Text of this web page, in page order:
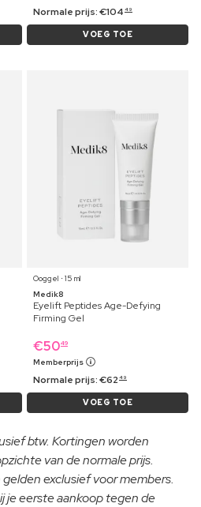
Normale prijs:€104 49
VOEG TOE
Ooggel ⋅ 15 ml
Medik8
Eyelift Peptides Age-Defying
Firming Gel
€5049
Memberprijs
Normale prijs:€62 49
VOEG TOE
btw. Kortingen worden
van de normale prijs.
exclusief voor members.
je eerste aankoop tegen de